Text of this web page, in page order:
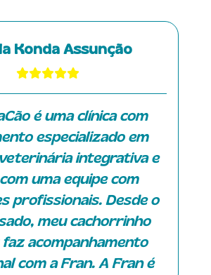
Konda Assunção
é uma clínica com
especializado em
integrativa e
uma equipe com
profissionais. Desde o
meu cachorrinho
acompanhamento
com a Fran. A Fran é